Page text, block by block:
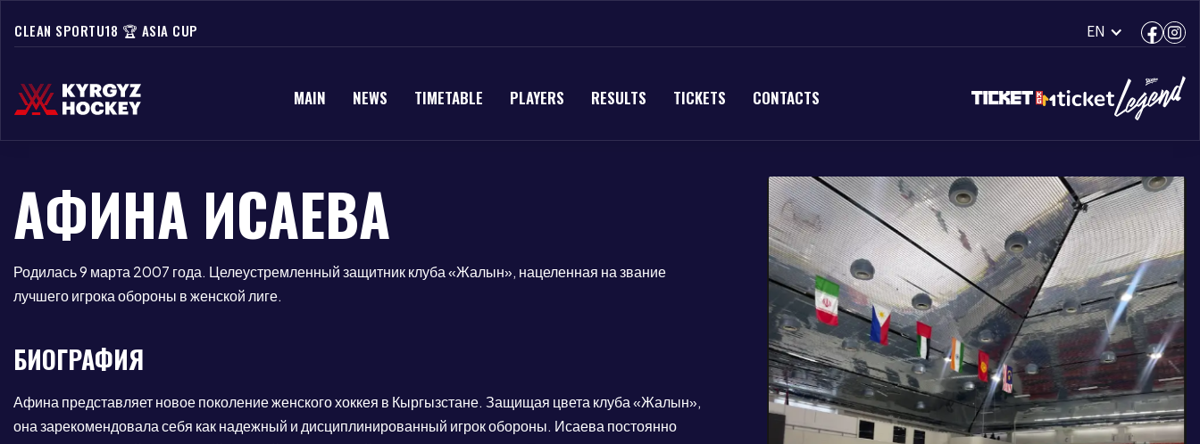
CLEAN SPORTU18 🏆 ASIA CUP EN
MAIN NEWS TIMETABLE PLAYERS RESULTS TICKETS CONTACTS
АФИНА ИСАЕВА
Родилась 9 марта 2007 года. Целеустремленный защитник клуба «Жалын», нацеленная на звание
лучшего игрока обороны в женской лиге.
БИОГРАФИЯ
Афина представляет новое поколение женского хоккея в Кыргызстане. Защищая цвета клуба «Жалын»,
она зарекомендовала себя как надежный и дисциплинированный игрок обороны. Исаева постоянно